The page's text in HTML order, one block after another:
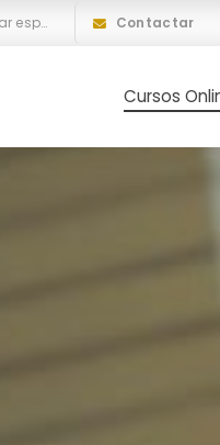
L-V: 10:00 a 18:00 (hora peninsular española) Contactar
Cursos